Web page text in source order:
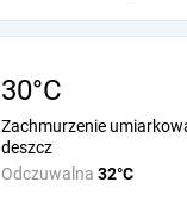
30°C
Odczuwalna 32°C
Zachmurzenie
deszcz